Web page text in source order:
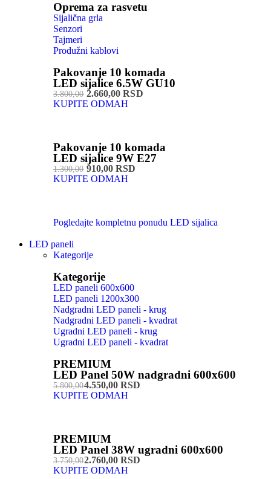
Oprema za rasvetu
Sijalična grla
Senzori
Tajmeri
Produžni kablovi
Pakovanje 10 komada
LED sijalice 6.5W GU10
3.800,002.660,00 RSD
KUPITE ODMAH
Pakovanje 10 komada
LED sijalice 9W E27
1.300,00910,00 RSD
KUPITE ODMAH
Pogledajte kompletnu ponudu LED sijalica
LED paneli
Kategorije
Kategorije
LED paneli 600x600
LED paneli 1200x300
Nadgradni LED paneli - krug
Nadgradni LED paneli - kvadrat
Ugradni LED paneli - krug
Ugradni LED paneli - kvadrat
PREMIUM
LED Panel 50W nadgradni 600x600
5.800,004.550,00 RSD
KUPITE ODMAH
PREMIUM
LED Panel 38W ugradni 600x600
3.750,002.760,00 RSD
KUPITE ODMAH